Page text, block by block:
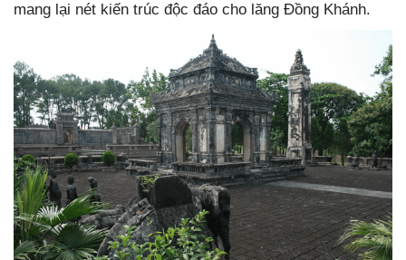
mang lại nét kiến trúc độc đáo cho lăng Đồng Khánh.